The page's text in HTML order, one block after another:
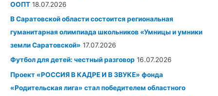
ООПТ 18.07.2026
В Саратовской области состоится региональная
гуманитарная олимпиада школьников «Умницы и умники
земли Саратовской» 17.07.2026
Футбол для детей: честный разговор 16.07.2026
Проект «РОССИЯ В КАДРЕ И В ЗВУКЕ» фонда
«Родительская лига» стал победителем областного